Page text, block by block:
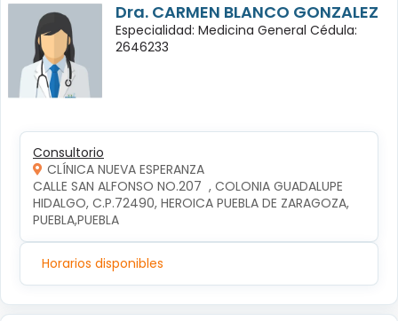
Dra. CARMEN BLANCO GONZALEZ
Especialidad: Medicina General Cédula:
2646233
Consultorio
CLÍNICA NUEVA ESPERANZA
CALLE SAN ALFONSO NO.207  , COLONIA GUADALUPE
HIDALGO, C.P.72490, HEROICA PUEBLA DE ZARAGOZA,
PUEBLA,PUEBLA
Horarios disponibles